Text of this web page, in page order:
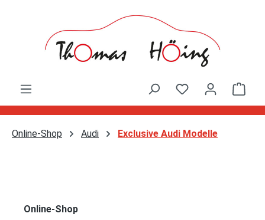
Online-Shop Audi Exclusive Audi Modelle
Online-Shop